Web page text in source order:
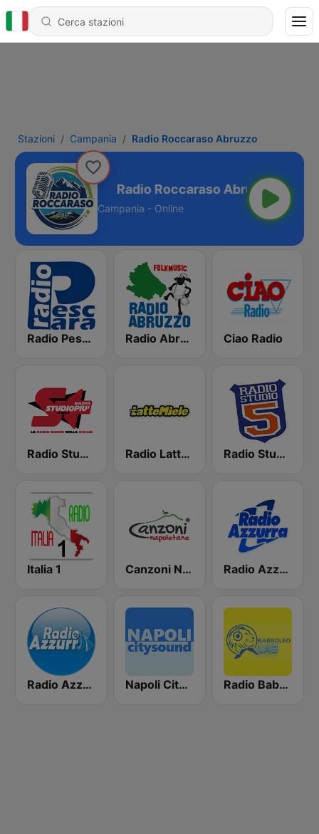
Stazioni Campania Radio Roccaraso Abruzzo
Abruzzo
Campania - Online
Radio Pescara - Abruzzo Radio Abruzzo Ciao Radio
Radio Studio Più Sicilia Radio Lattemiele Marche-Abruzzo Radio Studio 5
Italia 1 Canzoni Napoletane Radio Azzurra
Radio Azzurra Calabria Napoli City Sound Radio Babboleo LAB